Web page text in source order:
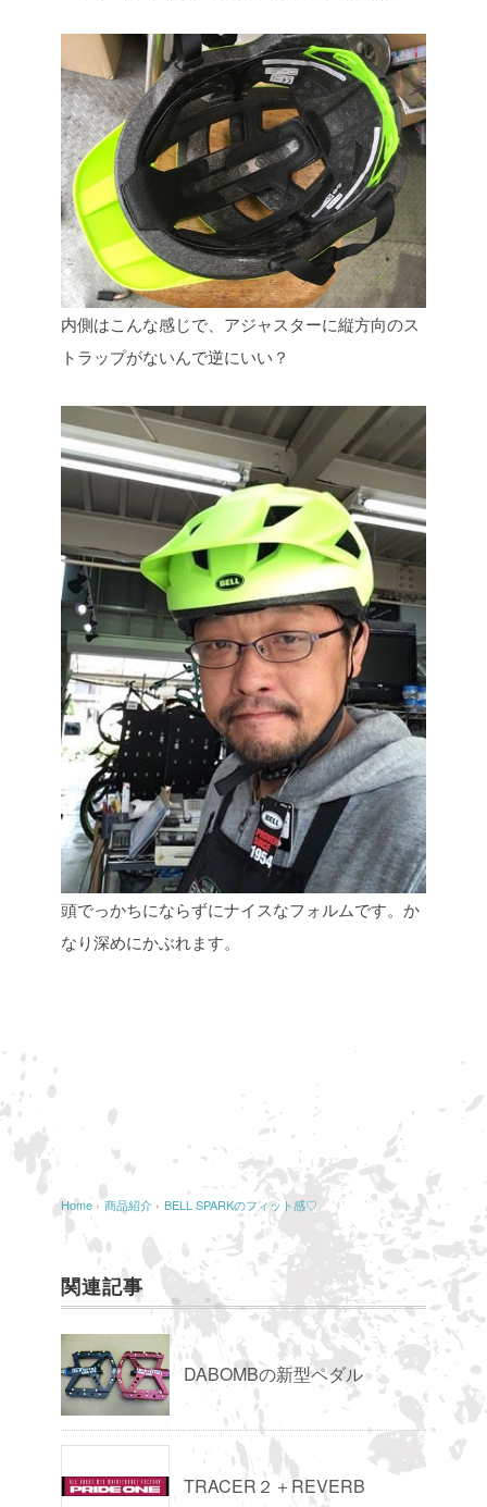
内側はこんな感じで、アジャスターに縦方向のス
トラップがないんで逆にいい？
頭でっかちにならずにナイスなフォルムです。か
なり深めにかぶれます。
Home › 商品紹介 › BELL SPARKのフィット感♡
関連記事
DABOMBの新型ペダル
TRACER２＋REVERB